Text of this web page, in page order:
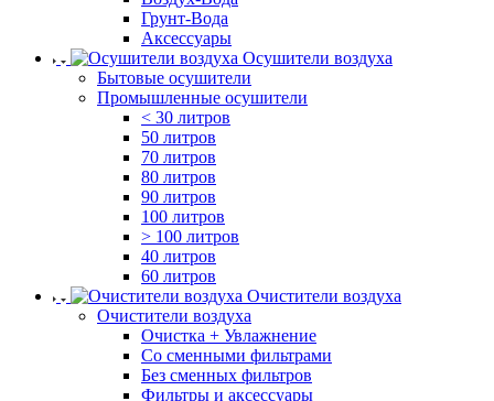
Грунт-Вода
Аксессуары
Осушители воздуха
Бытовые осушители
Промышленные осушители
< 30 литров
50 литров
70 литров
80 литров
90 литров
100 литров
> 100 литров
40 литров
60 литров
Очистители воздуха
Очистители воздуха
Очистка + Увлажнение
Cо сменными фильтрами
Без сменных фильтров
Фильтры и аксессуары